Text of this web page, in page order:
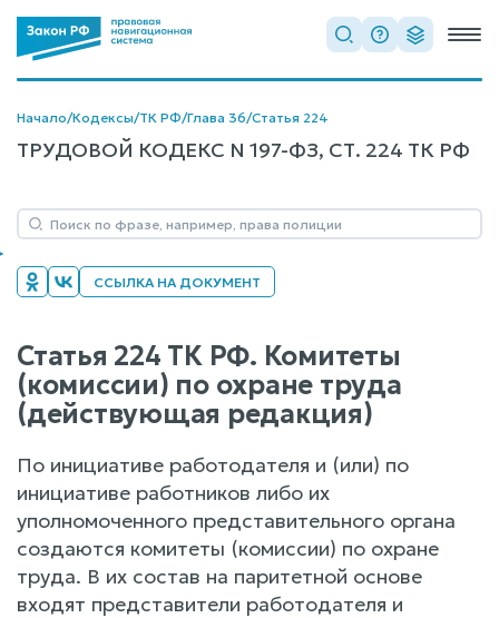
Начало/Кодексы/ТК РФ/Глава 36/Статья 224
ТРУДОВОЙ КОДЕКС N 197-ФЗ, СТ. 224 ТК РФ
ССЫЛКА НА ДОКУМЕНТ
Статья 224 ТК РФ. Комитеты
(комиссии) по охране труда
(действующая редакция)
По инициативе работодателя и (или) по
инициативе работников либо их
уполномоченного представительного органа
создаются комитеты (комиссии) по охране
труда. В их состав на паритетной основе
входят представители работодателя и